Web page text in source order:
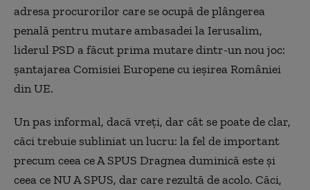
adresa procurorilor care se ocupă de plângerea
penală pentru mutare ambasadei la Ierusalim,
liderul PSD a făcut prima mutare dintr-un nou joc:
şantajarea Comisiei Europene cu ieşirea României
din UE.
Un pas informal, dacă vreţi, dar cât se poate de clar,
căci trebuie subliniat un lucru: la fel de important
precum ceea ce A SPUS Dragnea duminică este şi
ceea ce NU A SPUS, dar care rezultă de acolo. Căci,